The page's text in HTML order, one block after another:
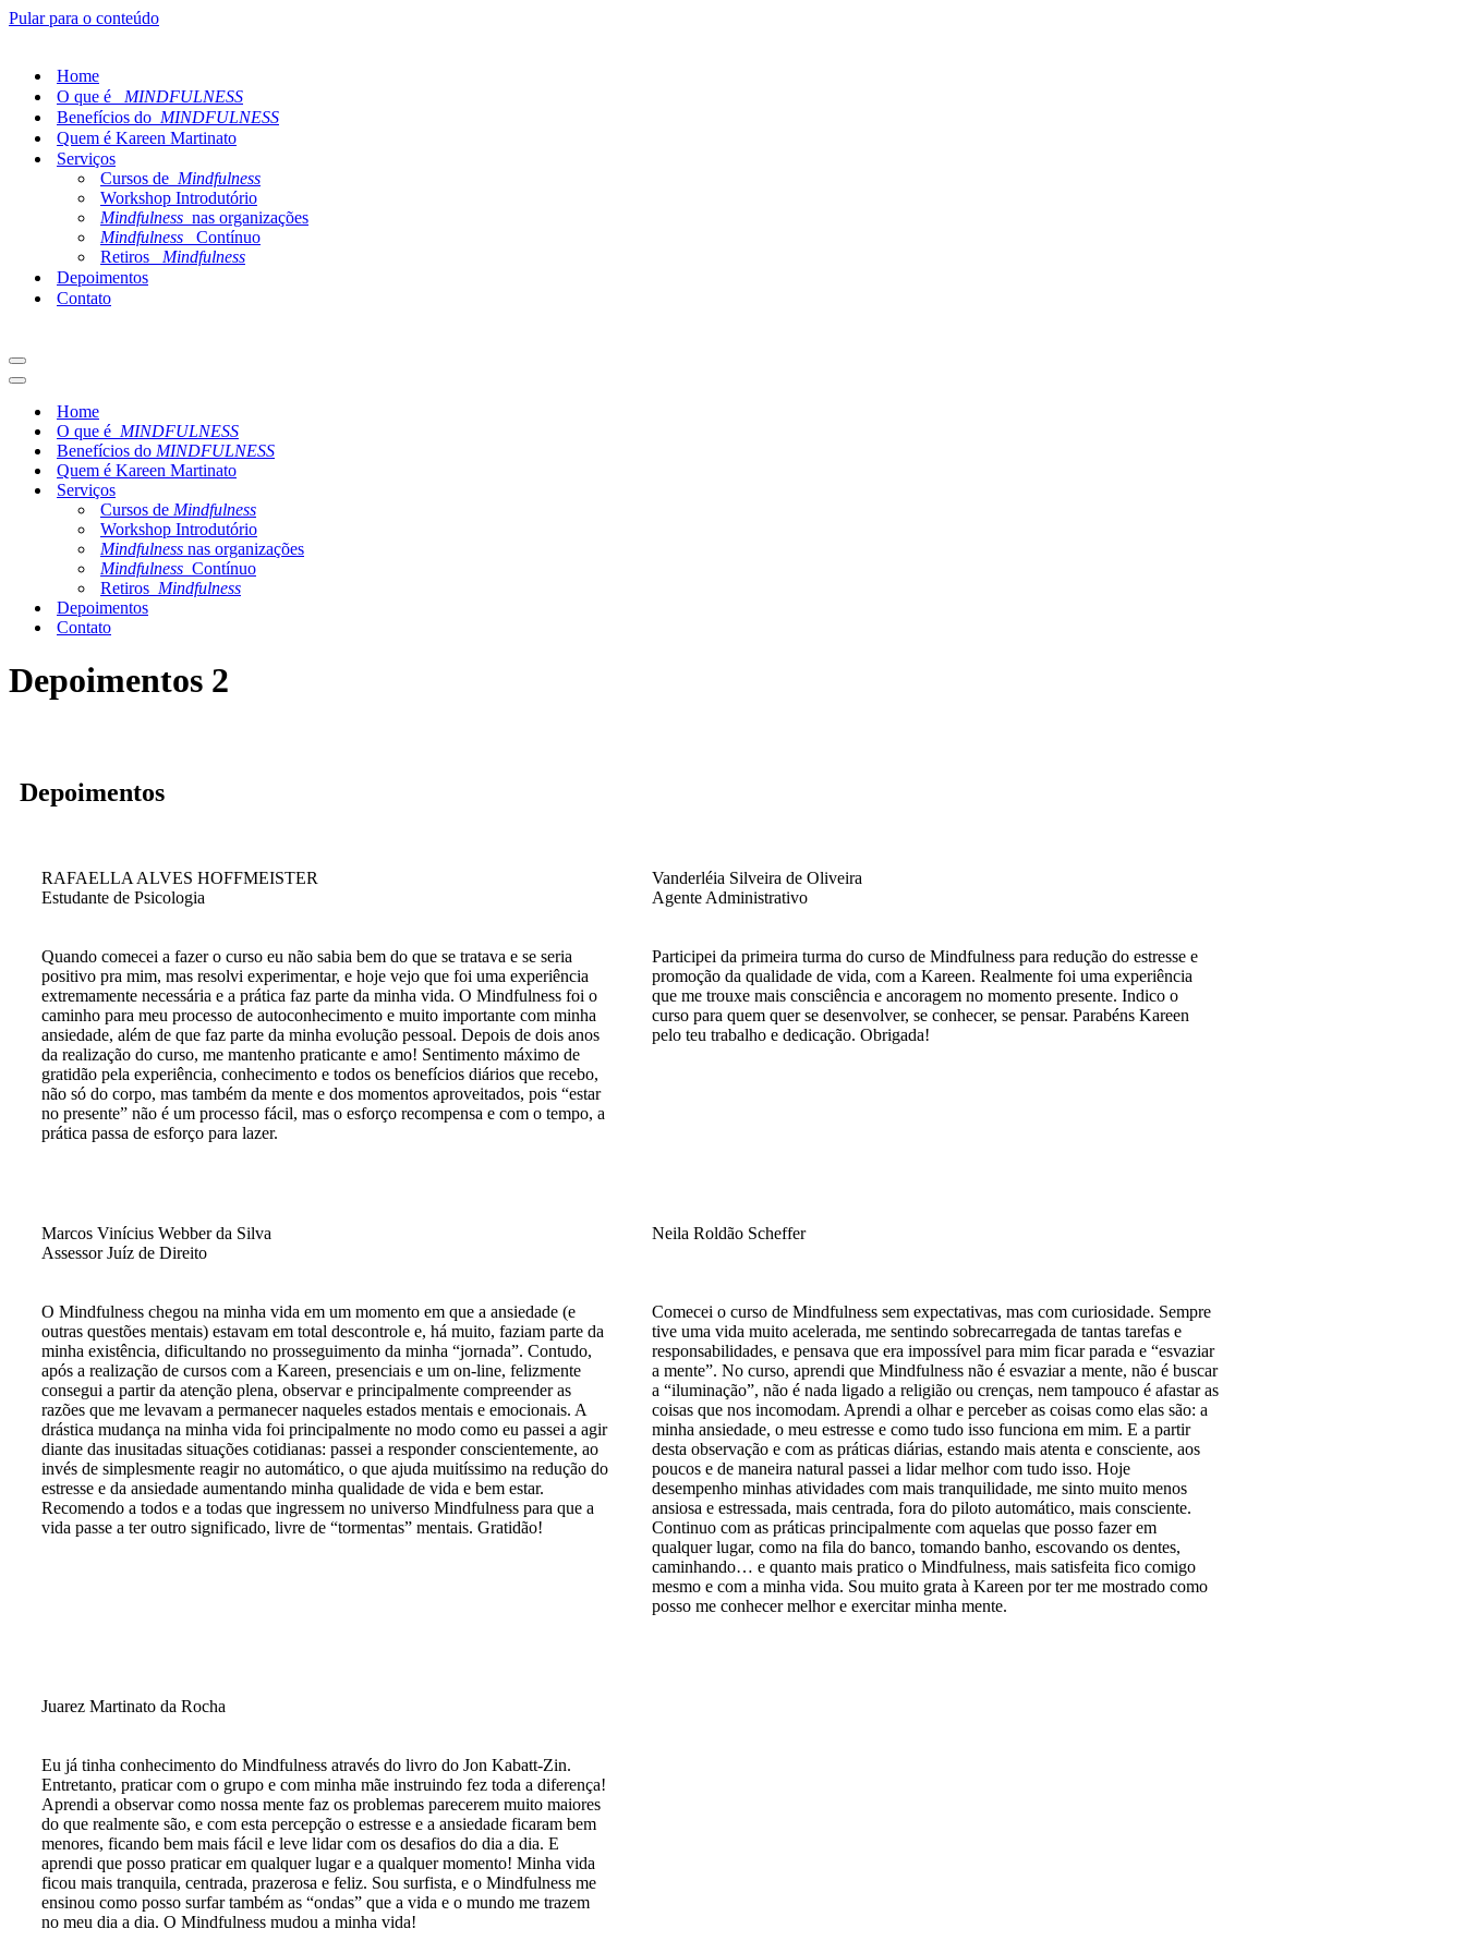
Pular para o conteúdo
Home
O que é MINDFULNESS
Benefícios do MINDFULNESS
Quem é Kareen Martinato
Serviços
Cursos de Mindfulness
Workshop Introdutório
Mindfulness nas organizações
Mindfulness Contínuo
Retiros Mindfulness
Depoimentos
Contato
Home
O que é MINDFULNESS
Benefícios do MINDFULNESS
Quem é Kareen Martinato
Serviços
Cursos de Mindfulness
Workshop Introdutório
Mindfulness nas organizações
Mindfulness Contínuo
Retiros Mindfulness
Depoimentos
Contato
Depoimentos 2
Depoimentos
RAFAELLA ALVES HOFFMEISTER
Estudante de Psicologia
Quando comecei a fazer o curso eu não sabia bem do que se tratava e se seria
positivo pra mim, mas resolvi experimentar, e hoje vejo que foi uma experiência
extremamente necessária e a prática faz parte da minha vida. O Mindfulness foi o
caminho para meu processo de autoconhecimento e muito importante com minha
ansiedade, além de que faz parte da minha evolução pessoal. Depois de dois anos
da realização do curso, me mantenho praticante e amo! Sentimento máximo de
gratidão pela experiência, conhecimento e todos os benefícios diários que recebo,
não só do corpo, mas também da mente e dos momentos aproveitados, pois “estar
no presente” não é um processo fácil, mas o esforço recompensa e com o tempo, a
prática passa de esforço para lazer.
Vanderléia Silveira de Oliveira
Agente Administrativo
Participei da primeira turma do curso de Mindfulness para redução do estresse e
promoção da qualidade de vida, com a Kareen. Realmente foi uma experiência
que me trouxe mais consciência e ancoragem no momento presente. Indico o
curso para quem quer se desenvolver, se conhecer, se pensar. Parabéns Kareen
pelo teu trabalho e dedicação. Obrigada!
Marcos Vinícius Webber da Silva
Assessor Juíz de Direito
O Mindfulness chegou na minha vida em um momento em que a ansiedade (e
outras questões mentais) estavam em total descontrole e, há muito, faziam parte da
minha existência, dificultando no prosseguimento da minha “jornada”. Contudo,
após a realização de cursos com a Kareen, presenciais e um on-line, felizmente
consegui a partir da atenção plena, observar e principalmente compreender as
razões que me levavam a permanecer naqueles estados mentais e emocionais. A
drástica mudança na minha vida foi principalmente no modo como eu passei a agir
diante das inusitadas situações cotidianas: passei a responder conscientemente, ao
invés de simplesmente reagir no automático, o que ajuda muitíssimo na redução do
estresse e da ansiedade aumentando minha qualidade de vida e bem estar.
Recomendo a todos e a todas que ingressem no universo Mindfulness para que a
vida passe a ter outro significado, livre de “tormentas” mentais. Gratidão!
Neila Roldão Scheffer
Comecei o curso de Mindfulness sem expectativas, mas com curiosidade. Sempre
tive uma vida muito acelerada, me sentindo sobrecarregada de tantas tarefas e
responsabilidades, e pensava que era impossível para mim ficar parada e “esvaziar
a mente”. No curso, aprendi que Mindfulness não é esvaziar a mente, não é buscar
a “iluminação”, não é nada ligado a religião ou crenças, nem tampouco é afastar as
coisas que nos incomodam. Aprendi a olhar e perceber as coisas como elas são: a
minha ansiedade, o meu estresse e como tudo isso funciona em mim. E a partir
desta observação e com as práticas diárias, estando mais atenta e consciente, aos
poucos e de maneira natural passei a lidar melhor com tudo isso. Hoje
desempenho minhas atividades com mais tranquilidade, me sinto muito menos
ansiosa e estressada, mais centrada, fora do piloto automático, mais consciente.
Continuo com as práticas principalmente com aquelas que posso fazer em
qualquer lugar, como na fila do banco, tomando banho, escovando os dentes,
caminhando… e quanto mais pratico o Mindfulness, mais satisfeita fico comigo
mesmo e com a minha vida. Sou muito grata à Kareen por ter me mostrado como
posso me conhecer melhor e exercitar minha mente.
Juarez Martinato da Rocha
Eu já tinha conhecimento do Mindfulness através do livro do Jon Kabatt-Zin.
Entretanto, praticar com o grupo e com minha mãe instruindo fez toda a diferença!
Aprendi a observar como nossa mente faz os problemas parecerem muito maiores
do que realmente são, e com esta percepção o estresse e a ansiedade ficaram bem
menores, ficando bem mais fácil e leve lidar com os desafios do dia a dia. E
aprendi que posso praticar em qualquer lugar e a qualquer momento! Minha vida
ficou mais tranquila, centrada, prazerosa e feliz. Sou surfista, e o Mindfulness me
ensinou como posso surfar também as “ondas” que a vida e o mundo me trazem
no meu dia a dia. O Mindfulness mudou a minha vida!